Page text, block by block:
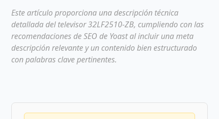
Este artículo proporciona una descripción técnica
detallada del televisor 32LF2510-ZB, cumpliendo con las
recomendaciones de SEO de Yoast al incluir una meta
descripción relevante y un contenido bien estructurado
con palabras clave pertinentes.